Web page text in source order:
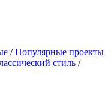
/Популярные проекты
стиль /